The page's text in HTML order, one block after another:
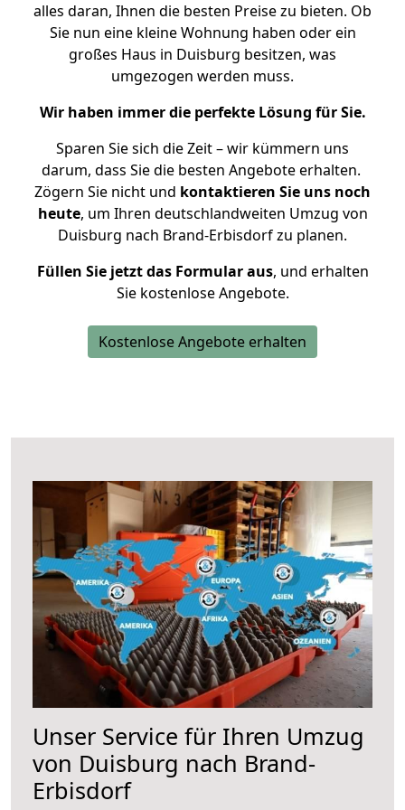
alles daran, Ihnen die besten Preise zu bieten. Ob
Sie nun eine kleine Wohnung haben oder ein
großes Haus in Duisburg besitzen, was
umgezogen werden muss.
Wir haben immer die perfekte Lösung für Sie.
Sparen Sie sich die Zeit – wir kümmern uns
darum, dass Sie die besten Angebote erhalten.
Zögern Sie nicht und kontaktieren Sie uns noch
heute, um Ihren deutschlandweiten Umzug von
Duisburg nach Brand-Erbisdorf zu planen.
Füllen Sie jetzt das Formular aus, und erhalten
Sie kostenlose Angebote.
Kostenlose Angebote erhalten
Unser Service für Ihren Umzug
von Duisburg nach Brand-
Erbisdorf